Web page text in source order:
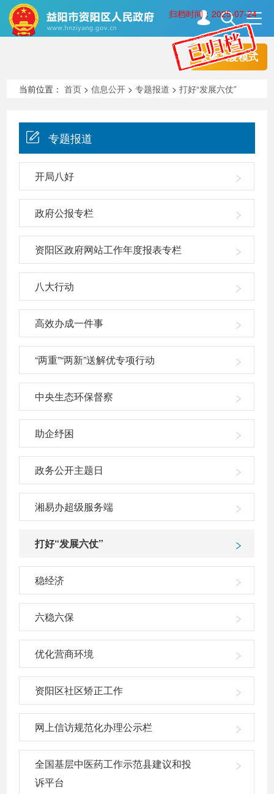
归档时间：2025-07-24
长者关爱模式
走进资阳
政务资阳 信息公开
新闻中心
政务服务
高效办成一件事
当前位置：首页 >信息公开 >专题报道 >打好“发展六仗”
专题报道
开局八好
政府公报专栏
资阳区政府网站工作年度报表专栏
八大行动
高效办成一件事
“两重”“两新”送解优专项行动
中央生态环保督察
助企纾困
政务公开主题日
湘易办超级服务端
打好“发展六仗”
稳经济
六稳六保
优化营商环境
资阳区社区矫正工作
网上信访规范化办理公示栏
全国基层中医药工作示范县建议和投
诉平台